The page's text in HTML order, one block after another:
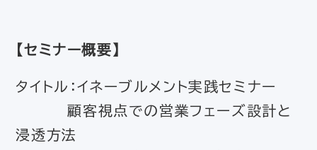
【セミナー概要】
タイトル：イネーブルメント実践セミナー
顧客視点での営業フェーズ設計と
浸透方法